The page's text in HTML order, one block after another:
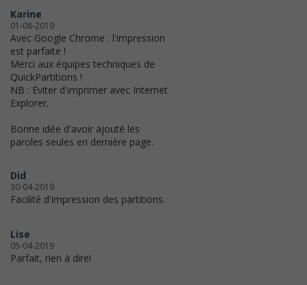
Karine
01-08-2019
Avec Google Chrome : l'impression
est parfaite !
Merci aux équipes techniques de
QuickPartitions !
NB : Eviter d'imprimer avec Internet
Explorer.
Bonne idée d'avoir ajouté les
paroles seules en dernière page.
Did
30-04-2019
Facilité d'impression des partitions.
Lise
05-04-2019
Parfait, rien à dire!